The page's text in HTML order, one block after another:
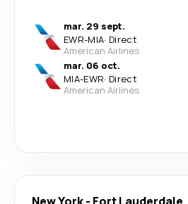
mar. 29 sept.
EWR-MIA· Direct
American Airlines
mar. 06 oct.
MIA-EWR· Direct
American Airlines